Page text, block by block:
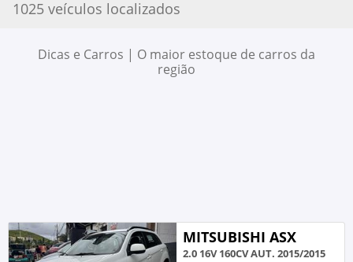
Página inicial / Seminovos
1025 veículos localizados
Dicas e Carros | O maior estoque de carros da
região
MITSUBISHI ASX
2.0 16V 160CV AUT. 2015/2015